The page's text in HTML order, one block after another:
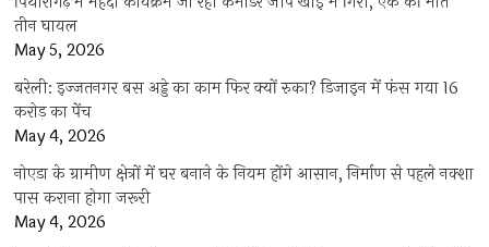
तीन घायल
May 5, 2026
बरेली: इज्जतनगर बस अड्डे का काम फिर क्यों रुका? डिजाइन में फंस गया 16
करोड़ का पेंच
May 4, 2026
नोएडा के ग्रामीण क्षेत्रों में घर बनाने के नियम होंगे आसान, निर्माण से पहले नक्शा
पास कराना होगा जरूरी
May 4, 2026